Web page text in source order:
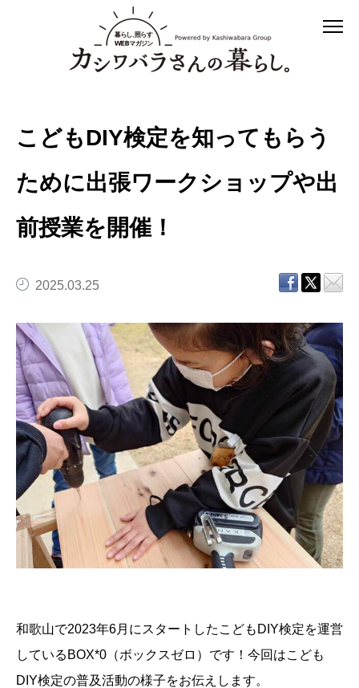
こどもDIY検定を知ってもらう
ために出張ワークショップや出
前授業を開催！
2025.03.25
和歌山で2023年6月にスタートしたこどもDIY検定を運営
しているBOX*0（ボックスゼロ）です！今回はこども
DIY検定の普及活動の様子をお伝えします。